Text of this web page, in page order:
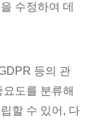
수정하여 데
등의 관
도를 분류해
할 수 있어, 다